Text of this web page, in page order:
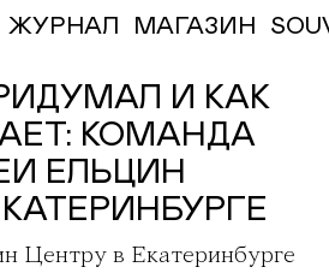
ЖУРНАЛ МАГАЗИН
И КАК
КОМАНДА
ЕЛЬЦИН
Центру в Екатеринбурге